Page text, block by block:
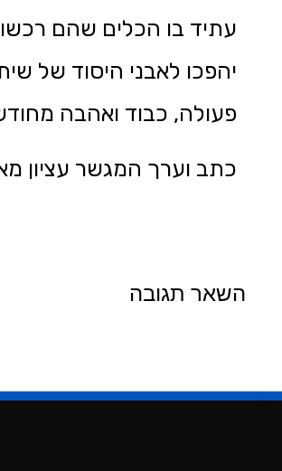
עתיד בו הכלים שהם רכשו
יהפכו לאבני היסוד של
פעולה, כבוד ואהבה
כתב וערך המגשר עציון
השאר תגובה